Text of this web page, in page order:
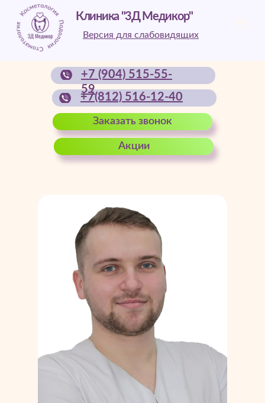
Версия для слабовидящих
+7 (904) 515-55-
59
+7(812) 516-12-40
Клиника "3Д Медикор"
Заказать звонок
Акции